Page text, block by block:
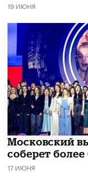
19 ИЮНЯ
Московский
соберет
17 ИЮНЯ